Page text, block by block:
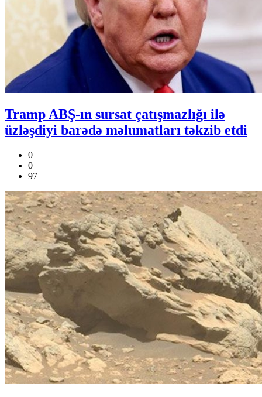
Tramp ABŞ-ın sursat çatışmazlığı ilə
üzləşdiyi barədə məlumatları təkzib etdi
0
0
97